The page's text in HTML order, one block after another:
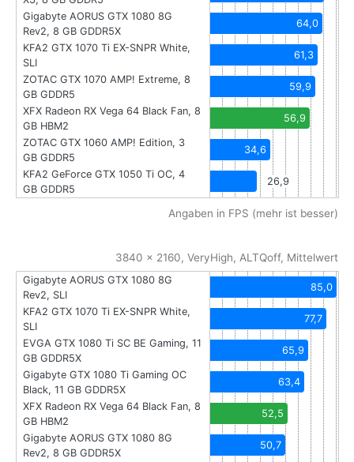
Gigabyte AORUS GTX 1080 8G
Rev2, 8 GB GDDR5X
64,0
KFA2 GTX 1070 Ti EX-SNPR White,
SLI
61,3
ZOTAC GTX 1070 AMP! Extreme, 8
GB GDDR5
59,9
XFX Radeon RX Vega 64 Black Fan, 8
GB HBM2
56,9
ZOTAC GTX 1060 AMP! Edition, 3
GB GDDR5
34,6
KFA2 GeForce GTX 1050 Ti OC, 4
GB GDDR5
26,9
Angaben in FPS (mehr ist besser)
3840 x 2160, VeryHigh, ALTQoff, Mittelwert
Gigabyte AORUS GTX 1080 8G
Rev2, SLI
85,0
KFA2 GTX 1070 Ti EX-SNPR White,
SLI
77,7
EVGA GTX 1080 Ti SC BE Gaming, 11
GB GDDR5X
65,9
Gigabyte GTX 1080 Ti Gaming OC
Black, 11 GB GDDR5X
63,4
XFX Radeon RX Vega 64 Black Fan, 8
GB HBM2
52,5
Gigabyte AORUS GTX 1080 8G
Rev2, 8 GB GDDR5X
50,7